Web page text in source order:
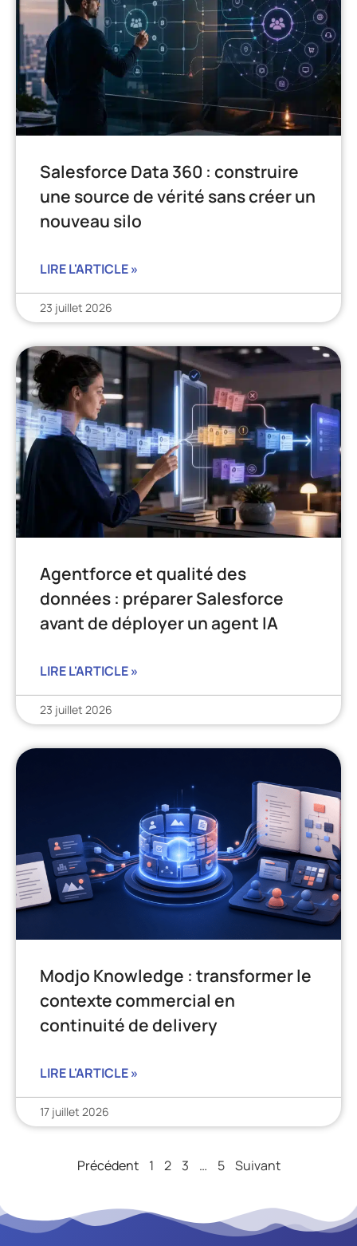
Salesforce Data 360 : construire
une source de vérité sans créer un
nouveau silo
LIRE L'ARTICLE »
23 juillet 2026
Agentforce et qualité des
données : préparer Salesforce
avant de déployer un agent IA
LIRE L'ARTICLE »
23 juillet 2026
Modjo Knowledge : transformer le
contexte commercial en
continuité de delivery
LIRE L'ARTICLE »
17 juillet 2026
Précédent 1 2 3 … 5 Suivant